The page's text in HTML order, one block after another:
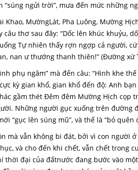
“súng ngửi trời”, mưa đến mức những
Khao, MườngLát, Pha Luông, Mường
câu thơ sau đây: “Dốc lên khúc khuỷu,
Tự nhiên thấy rợn ngợp cả người,
nan ư thướng thanh thiên!” (Đường
phụ ngâm” mà đến câu: “Hình khe
kỳ gian khổ, gian khổ đến độ: Anh
gầm thét Đêm đêm Mường Hịch cọp
Những người gục xuống trên đường
“gục lên súng mũ”, và thế là “bỏ
mà vẫn không bi đát, bởi vì con người
và cho đến khi chết, vẫn chết trong
thời đại của đấtnước đang bước vào